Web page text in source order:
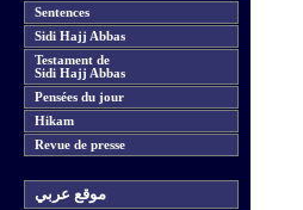
Sentences
Sidi Hajj Abbas
Testament de
Sidi Hajj Abbas
Pensées du jour
Hikam
Revue de presse
موقع عربي